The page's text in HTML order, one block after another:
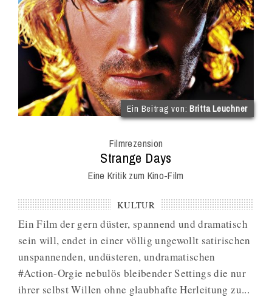
Ein Beitrag von:Britta Leuchner
Filmrezension
:
Strange Days
Eine Kritik zum Kino-Film
KULTUR
Ein Film der gern düster, spannend und dramatisch
sein will, endet in einer völlig ungewollt satirischen
unspannenden, undüsteren, undramatischen
#Action-Orgie nebulös bleibender Settings die nur
ihrer selbst Willen ohne glaubhafte Herleitung zu...